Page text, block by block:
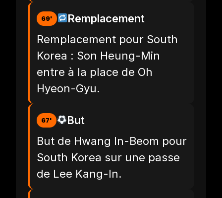
69'
Remplacement
Remplacement pour South
Korea : Son Heung-Min
entre à la place de Oh
Hyeon-Gyu.
67'
But
But de Hwang In-Beom pour
South Korea sur une passe
de Lee Kang-In.